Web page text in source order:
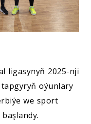
ligasynyň 2025-nji
oýunlary
we sport